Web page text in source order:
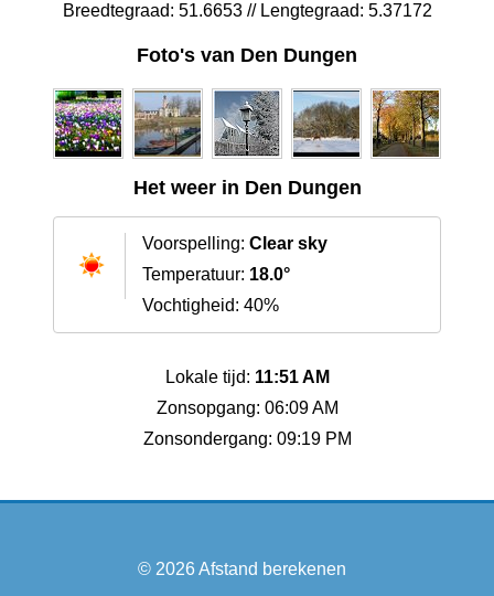
Breedtegraad: 51.6653 // Lengtegraad: 5.37172
Foto's van Den Dungen
Het weer in Den Dungen
Voorspelling: Clear sky
Temperatuur: 18.0°
Vochtigheid: 40%
Lokale tijd: 11:51 AM
Zonsopgang: 06:09 AM
Zonsondergang: 09:19 PM
© 2026Afstand berekenen